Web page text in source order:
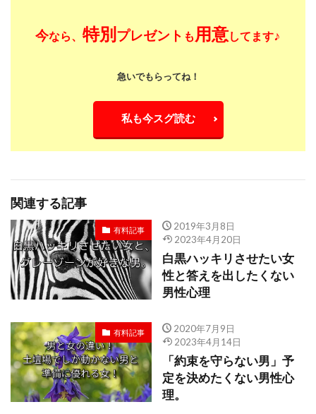
今なら、 特別 プレゼント も 用意してます♪
急いでもらってね！
私も今スグ読む
関連する記事
有料記事
2019年3月8日
2023年4月20日
白黒ハッキリさせたい女
性と答えを出したくない
男性心理
有料記事
2020年7月9日
2023年4月14日
「約束を守らない男」予
定を決めたくない男性心
理。